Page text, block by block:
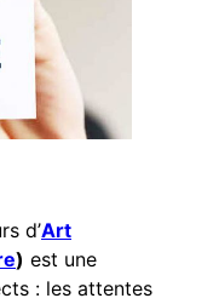
d’Art
) est une
: les attentes